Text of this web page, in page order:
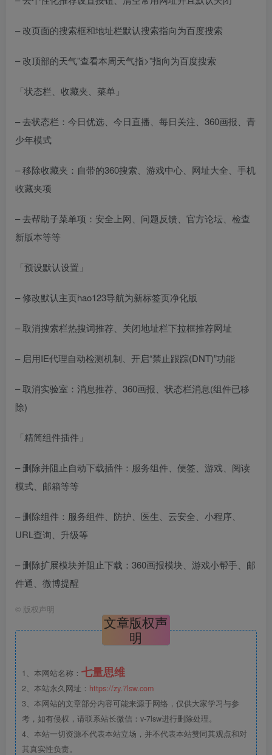
– 改页面的搜索框和地址栏默认搜索指向为百度搜索
– 改顶部的天气”查看本周天气指>”指向为百度搜索
「状态栏、收藏夹、菜单」
– 去状态栏：今日优选、今日直播、每日关注、360画报、青
少年模式
– 移除收藏夹：自带的360搜索、游戏中心、网址大全、手机
收藏夹项
– 去帮助子菜单项：安全上网、问题反馈、官方论坛、检查
新版本等等
「预设默认设置」
– 修改默认主页hao123导航为新标签页净化版
– 取消搜索栏热搜词推荐、关闭地址栏下拉框推荐网址
– 启用IE代理自动检测机制、开启“禁止跟踪(DNT)”功能
– 取消实验室：消息推荐、360画报、状态栏消息(组件已移
除)
「精简组件插件」
– 删除并阻止自动下载插件：服务组件、便签、游戏、阅读
模式、邮箱等等
– 删除组件：服务组件、防护、医生、云安全、小程序、
URL查询、升级等
– 删除扩展模块并阻止下载：360画报模块、游戏小帮手、邮
件通、微博提醒
© 版权声明
文章版权声
明
1、本网站名称： 七量思维
2、本站永久网址： https://zy.7lsw.com
3、本网站的文章部分内容可能来源于网络，仅供大家学习与参
考，如有侵权，请联系站长微信：v-7lsw进行删除处理。
4、本站一切资源不代表本站立场，并不代表本站赞同其观点和对
其真实性负责。